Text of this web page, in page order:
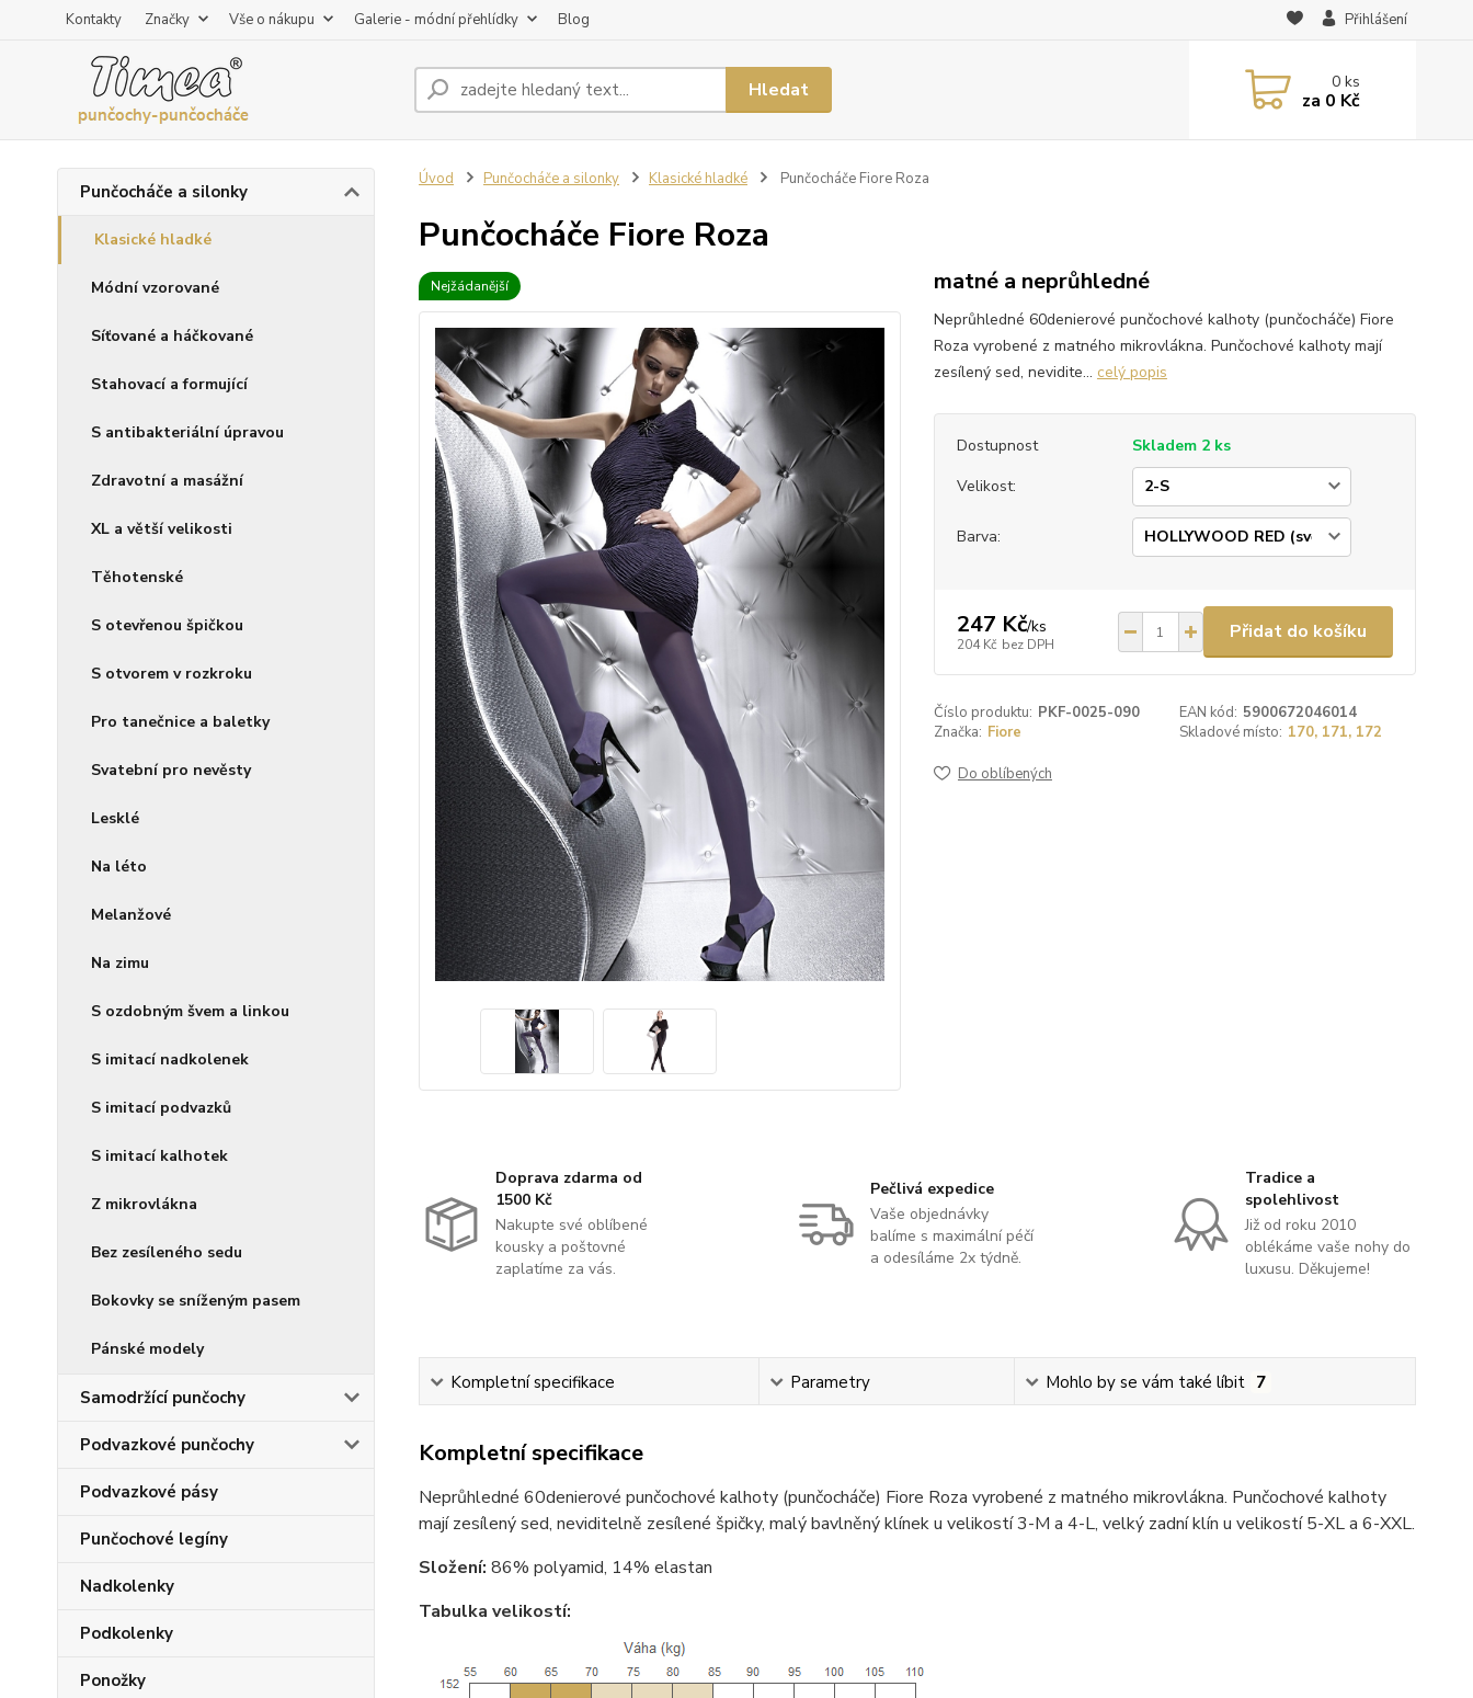
Kontakty Značky Vše o nákupu Galerie - módní přehlídky Blog Přihlášení
Hledat 0ks
za 0 Kč
Punčocháče a silonky
Klasické hladké
Módní vzorované
Síťované a háčkované
Stahovací a formující
S antibakteriální úpravou
Zdravotní a masážní
XL a větší velikosti
Těhotenské
S otevřenou špičkou
S otvorem v rozkroku
Pro tanečnice a baletky
Svatební pro nevěsty
Lesklé
Na léto
Melanžové
Na zimu
S ozdobným švem a linkou
S imitací nadkolenek
S imitací podvazků
S imitací kalhotek
Z mikrovlákna
Bez zesíleného sedu
Bokovky se sníženým pasem
Pánské modely
Samodržící punčochy
Podvazkové punčochy
Podvazkové pásy
Punčochové legíny
Nadkolenky
Podkolenky
Ponožky
Úvod Punčocháče a silonky Klasické hladké Punčocháče Fiore Roza
Punčocháče Fiore Roza
Nejžádanější matné a neprůhledné
Neprůhledné 60denierové punčochové kalhoty (punčocháče) Fiore
Roza vyrobené z matného mikrovlákna. Punčochové kalhoty mají
zesílený sed, nevidite... celý popis
Dostupnost
Skladem 2 ks
Velikost:
Barva:
247 Kč/ks
204 Kč bez DPH
Přidat do košíku
Číslo produktu: PKF-0025-090 EAN kód: 5900672046014
Značka: Fiore Skladové místo: 170, 171, 172
Do oblíbených
Doprava zdarma od
1500 Kč
Nakupte své oblíbené
kousky a poštovné
zaplatíme za vás.
Pečlivá expedice
Vaše objednávky
balíme s maximální péčí
a odesíláme 2x týdně.
Tradice a
spolehlivost
Již od roku 2010
oblékáme vaše nohy do
luxusu. Děkujeme!
Kompletní specifikace Parametry Mohlo by se vám také líbit 7
Kompletní specifikace
Neprůhledné 60denierové punčochové kalhoty (punčocháče) Fiore Roza vyrobené z matného mikrovlákna. Punčochové kalhoty
mají zesílený sed, neviditelně zesílené špičky, malý bavlněný klínek u velikostí 3-M a 4-L, velký zadní klín u velikostí 5-XL a 6-XXL.
Složení: 86% polyamid, 14% elastan
Tabulka velikostí: